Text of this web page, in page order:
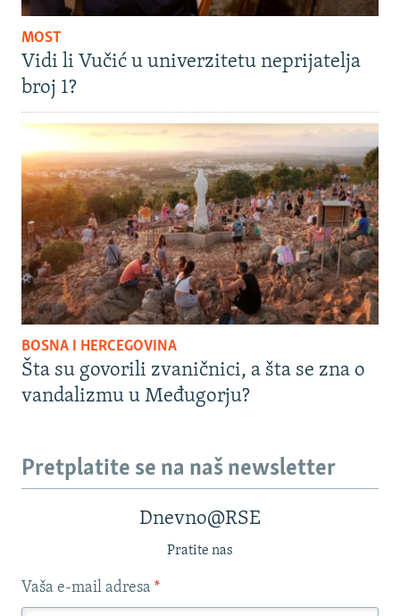
MOST
Vidi li Vučić u univerzitetu neprijatelja
broj 1?
BOSNA I HERCEGOVINA
Šta su govorili zvaničnici, a šta se zna o
vandalizmu u Međugorju?
Pretplatite se na naš newsletter
Dnevno@RSE
Pratite nas
Vaša e-mail adresa *